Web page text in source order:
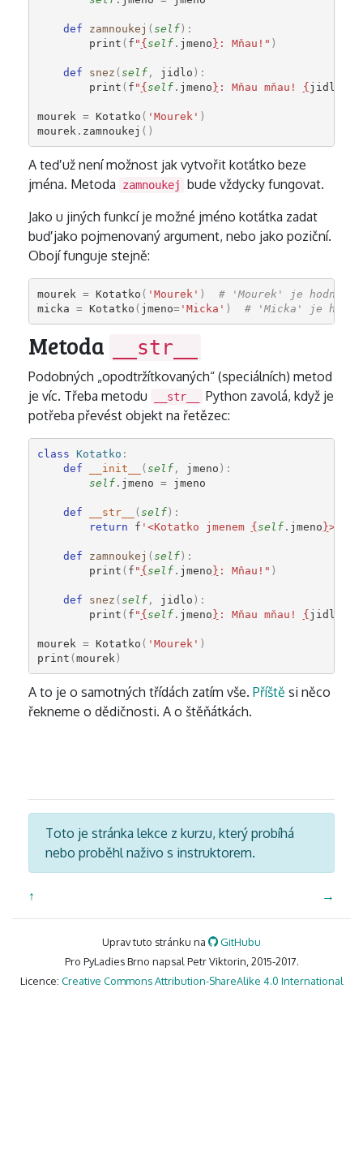
def zamnoukej (self):
print ( f " {self. jmeno} : Mňau!" )
def snez (self, jidlo ):
print ( f " {self. jmeno} : Mňau mňau! {jidlo
mourek = Kotatko ( 'Mourek' )
mourek . zamnoukej ()
A teď už není možnost jak vytvořit koťátko beze
jména. Metoda
zamnoukej
bude vždycky fungovat.
Jako u jiných funkcí je možné jméno koťátka zadat
buď jako pojmenovaný argument, nebo jako poziční.
Obojí funguje stejně:
mourek = Kotatko ( 'Mourek' )
# 'Mourek' je hodnota
micka = Kotatko ( jmeno='Micka' ) # 'Micka' je
Metoda __str__
Podobných „opodtržítkovaných“ (speciálních) metod
je víc. Třeba metodu
__str__
Python zavolá, když je
potřeba převést objekt na řetězec:
class Kotatko :
def
__init__ (self, jmeno ):
self. jmeno = jmeno
def __str__ (self):
return
f '<Kotatko jmenem {self. jmeno}>'
def zamnoukej (self):
print ( f " {self. jmeno} : Mňau!" )
def snez (self, jidlo ):
print ( f " {self. jmeno} : Mňau mňau! {jidlo
mourek = Kotatko ( 'Mourek' )
print (mourek )
A to je o samotných třídách zatím vše. Příště si něco
řekneme o dědičnosti. A o štěňátkách.
Toto je stránka lekce z kurzu, který probíhá
nebo proběhl naživo s instruktorem.
↑ →
Uprav tuto stránku na
GitHubu
Pro PyLadies Brno napsal Petr Viktorin, 2015-2017.
Licence: Creative Commons Attribution-ShareAlike 4.0 International